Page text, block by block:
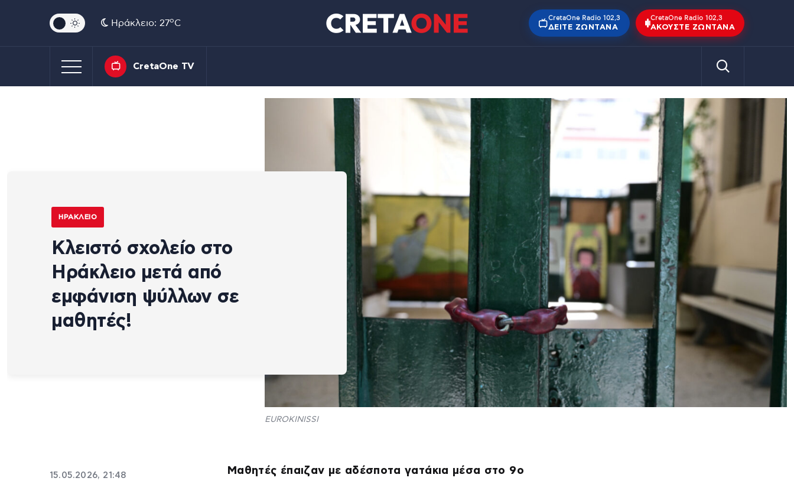
Ηράκλειο: 27oC
CretaOne Radio 102,3
ΔΕΊΤΕ ΖΩΝΤΑΝΆ
CretaOne Radio 102,3
ΑΚΟΎΣΤΕ ΖΩΝΤΑΝΆ
CretaOne TV
ΗΡΆΚΛΕΙΟ
Κλειστό σχολείο στο
Ηράκλειο μετά από
εμφάνιση ψύλλων σε
μαθητές!
EUROKINISSI
15.05.2026, 21:48
Μαθητές έπαιζαν με αδέσποτα γατάκια μέσα στο 9ο